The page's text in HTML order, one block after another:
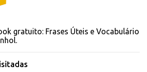
gratuito: Frases Úteis e Vocabulário